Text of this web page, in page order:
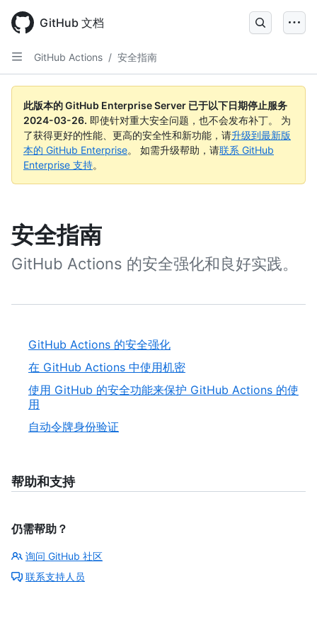
main
content
GitHub 文档
GitHub Actions / 安全指南
此版本的 GitHub Enterprise Server 已于以下日期停止服务
2024-03-26. 即使针对重大安全问题，也不会发布补丁。 为
了获得更好的性能、更高的安全性和新功能，请升级到最新版
本的 GitHub Enterprise。 如需升级帮助，请联系 GitHub
Enterprise 支持。
安全指南
GitHub Actions 的安全强化和良好实践。
GitHub Actions 的安全强化
在 GitHub Actions 中使用机密
使用 GitHub 的安全功能来保护 GitHub Actions 的使
用
自动令牌身份验证
帮助和支持
仍需帮助？
询问 GitHub 社区
联系支持人员